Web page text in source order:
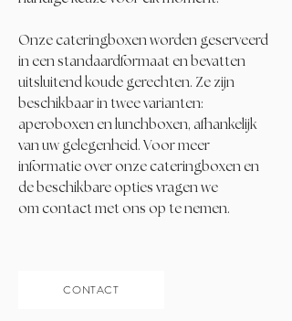
Onze cateringboxen worden geserveerd
in een standaardformaat en bevatten
uitsluitend koude gerechten. Ze zijn
beschikbaar in twee varianten:
aperoboxen en lunchboxen, afhankelijk
van uw gelegenheid. Voor meer
informatie over onze cateringboxen en
de beschikbare opties vragen we
omcontactmet ons op te nemen.
CONTACT